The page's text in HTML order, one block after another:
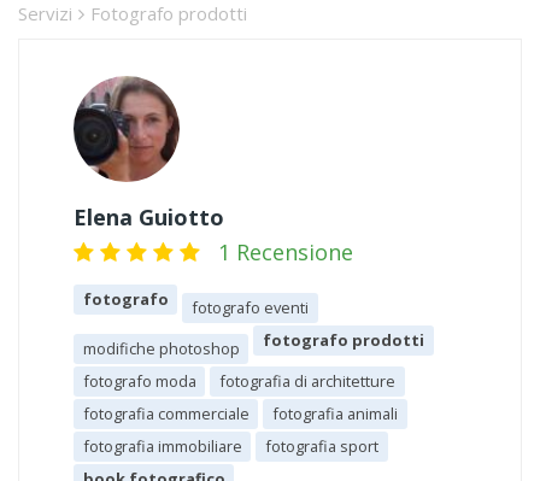
Servizi Fotografo prodotti
Elena Guiotto
1 Recensione
fotografo
fotografo eventi
modifiche photoshop
fotografo prodotti
fotografo moda
fotografia di architetture
fotografia commerciale
fotografia animali
fotografia immobiliare
fotografia sport